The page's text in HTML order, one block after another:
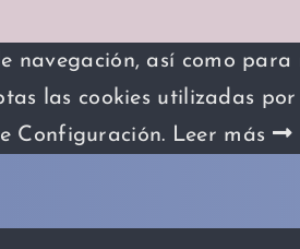
navegación, así como para
las cookies utilizadas por
Configuración. Leer más